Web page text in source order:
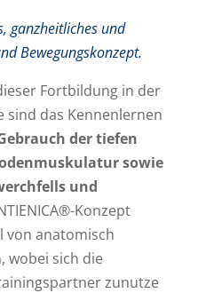
ganzheitliches und
Bewegungskonzept.
Fortbildung in der
sind das Kennenlernen
der tiefen
sowie
und
Konzept
von anatomisch
wobei sich die
zunutze